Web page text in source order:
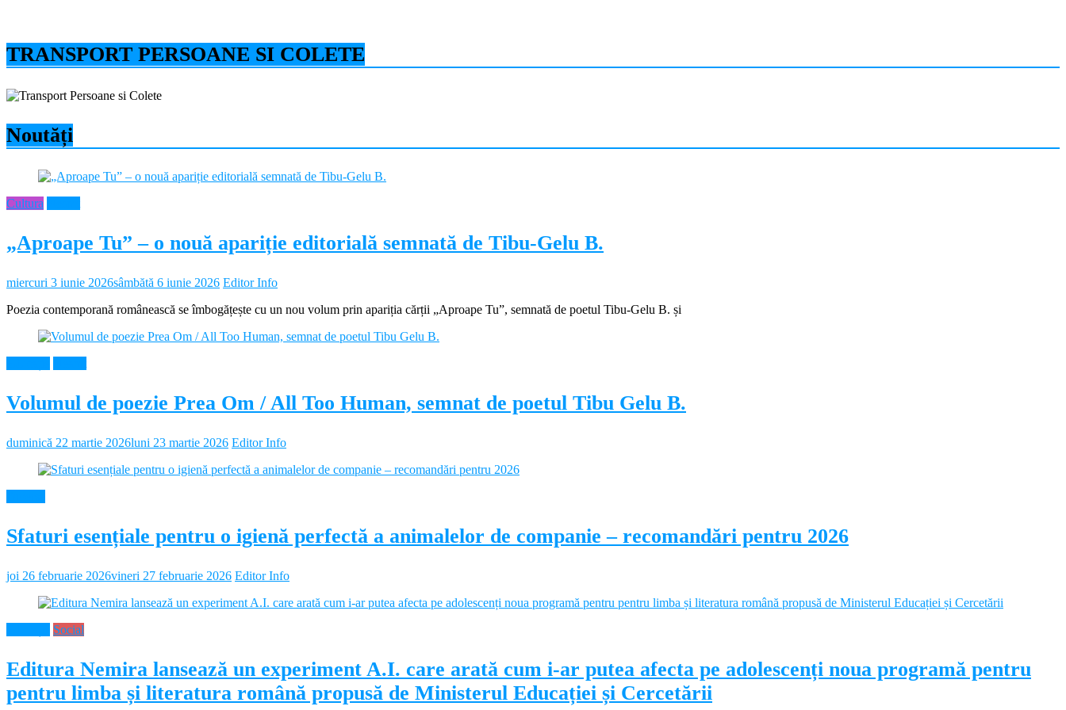
TRANSPORT PERSOANE SI COLETE
Noutăți
Cultura
„Aproape Tu” – o nouă apariție editorială semnată de Tibu-Gelu B.
miercuri 3 iunie 2026sâmbătă 6 iunie 2026 Editor Info
Poezia contemporană românească se îmbogățește cu un nou volum prin apariția cărții „Aproape Tu”, semnată de poetul Tibu-Gelu B. și
Volumul de poezie Prea Om / All Too Human, semnat de poetul Tibu Gelu B.
duminică 22 martie 2026luni 23 martie 2026 Editor Info
Sfaturi esențiale pentru o igienă perfectă a animalelor de companie – recomandări pentru 2026
joi 26 februarie 2026vineri 27 februarie 2026 Editor Info
Social
Editura Nemira lansează un experiment A.I. care arată cum i-ar putea afecta pe adolescenți noua programă pentru
pentru limba și literatura română propusă de Ministerul Educației și Cercetării